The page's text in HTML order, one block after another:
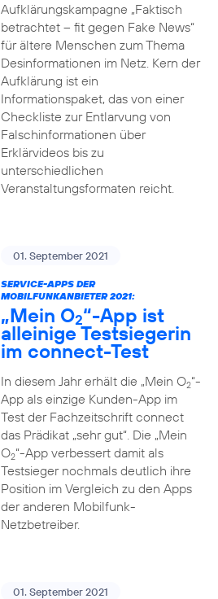
Aufklärungskampagne „Faktisch
betrachtet – fit gegen Fake News“
für ältere Menschen zum Thema
Desinformationen im Netz. Kern der
Aufklärung ist ein
Informationspaket, das von einer
Checkliste zur Entlarvung von
Falschinformationen über
Erklärvideos bis zu
unterschiedlichen
Veranstaltungsformaten reicht.
01. September 2021
SERVICE-APPS DER
MOBILFUNKANBIETER 2021:
„Mein O2“-App ist
alleinige Testsiegerin
im connect-Test
In diesem Jahr erhält die „Mein O2“-
App als einzige Kunden-App im
Test der Fachzeitschrift connect
das Prädikat „sehr gut“. Die „Mein
O2“-App verbessert damit als
Testsieger nochmals deutlich ihre
Position im Vergleich zu den Apps
der anderen Mobilfunk-
Netzbetreiber.
01. September 2021